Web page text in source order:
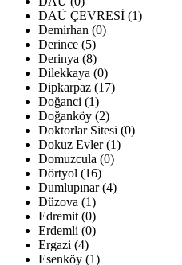
DAÜ ÇEVRESİ (1)
Demirhan (0)
Derince (5)
Derinya (8)
Dilekkaya (0)
Dipkarpaz (17)
Doğanci (1)
Doğanköy (2)
Doktorlar Sitesi (0)
Dokuz Evler (1)
Domuzcula (0)
Dörtyol (16)
Dumlupınar (4)
Düzova (1)
Edremit (0)
Erdemli (0)
Ergazi (4)
Esenköy (1)